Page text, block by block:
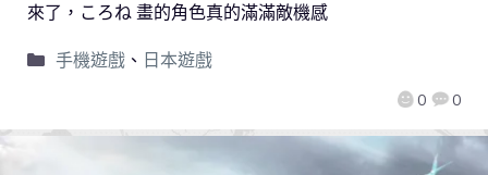
0 0
來了，ころね 畫的角色真的滿滿敵機感
手機遊戲、 日本遊戲